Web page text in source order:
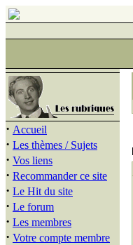
· Accueil
· Les thèmes / Sujets
· Vos liens
· Recommander ce site
· Le Hit du site
· Le forum
· Les membres
· Votre compte membre